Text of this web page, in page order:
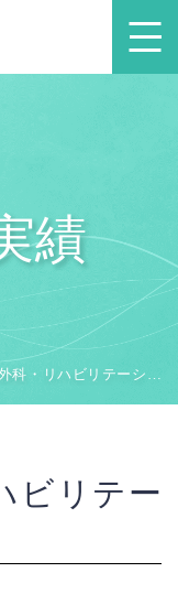
績
科・リハビリテーショ
ビリテー